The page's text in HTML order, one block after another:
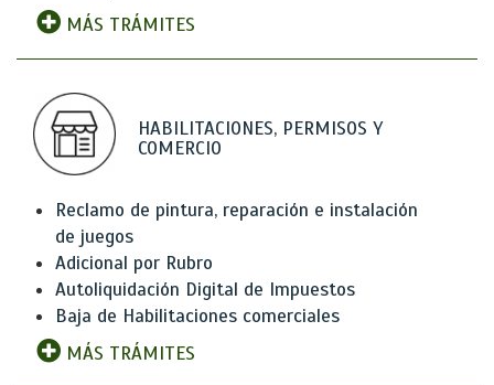
MÁS TRÁMITES
HABILITACIONES, PERMISOS Y
COMERCIO
Reclamo de pintura, reparación e instalación
de juegos
Adicional por Rubro
Autoliquidación Digital de Impuestos
Baja de Habilitaciones comerciales
MÁS TRÁMITES